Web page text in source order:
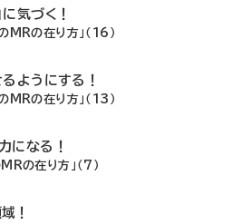
に気づく！
の在り方」（16）
るようにする！
の在り方」（13）
になる！
の在り方」（7）
！